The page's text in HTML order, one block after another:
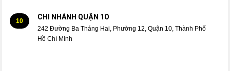
10 CHI NHÁNH QUẬN 1O
242 Đường Ba Tháng Hai, Phường 12, Quận 10, Thành Phố
Hồ Chí Minh